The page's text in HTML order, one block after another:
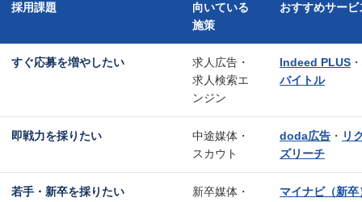
採用課題
向いている
施策
おすすめサービ
すぐ応募を増やしたい
求人広告・
求人検索エ
ンジン
Indeed PLUS ・
バイトル
即戦力を採りたい
中途媒体・
スカウト
doda広告 ・ リ
ズリーチ
若手・新卒を採りたい
新卒媒体・
マイナビ（新卒